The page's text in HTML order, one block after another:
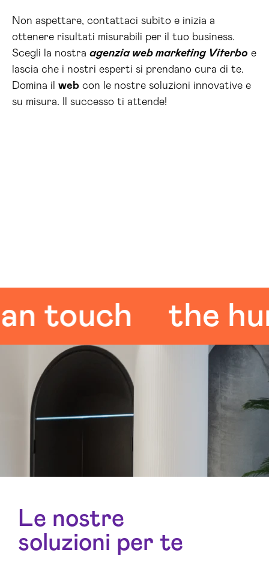
Non aspettare, contattaci subito e inizia a
ottenere risultati misurabili per il tuo business.
Scegli la nostra agenzia web marketing Viterbo e
lascia che i nostri esperti si prendano cura di te.
Domina il web con le nostre soluzioni innovative e
su misura. Il successo ti attende!
the
Le nostre
soluzioni per te